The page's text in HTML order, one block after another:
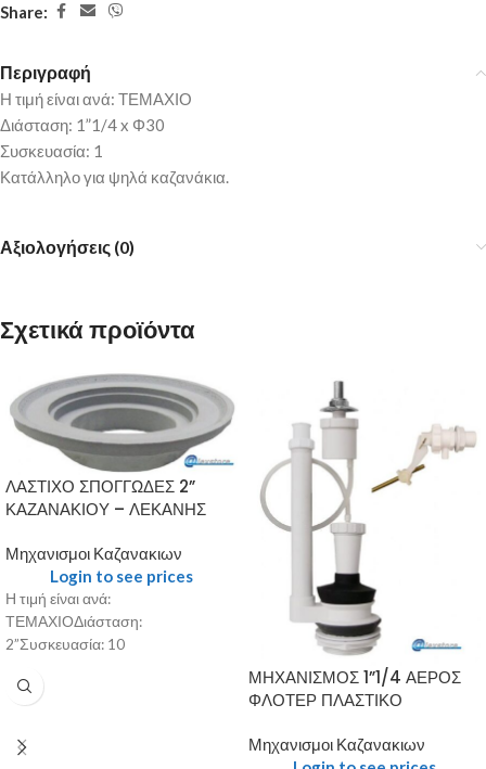
Share:
Περιγραφή
Η τιμή είναι ανά: ΤΕΜΑΧΙΟ
Διάσταση: 1”1/4 x Φ30
Συσκευασία: 1
Κατάλληλο για ψηλά καζανάκια.
Αξιολογήσεις (0)
Σχετικά προϊόντα
ΛΑΣΤΙΧΟ ΣΠΟΓΓΩΔΕΣ 2”
ΚΑΖΑΝΑΚΙΟΥ – ΛΕΚΑΝΗΣ
Μηχανισμοι Καζανακιων
Login to see prices
Η τιμή είναι ανά:
ΤΕΜΑΧΙΟΔιάσταση:
2”Συσκευασία: 10
ΜΗΧΑΝΙΣΜΟΣ 1”1/4 ΑΕΡΟΣ
ΦΛΟΤΕΡ ΠΛΑΣΤΙΚΟ
Μηχανισμοι Καζανακιων